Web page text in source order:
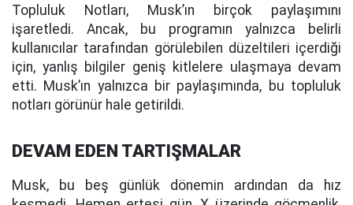
Topluluk Notları, Musk’ın birçok paylaşımını
işaretledi. Ancak, bu programın yalnızca belirli
kullanıcılar tarafından görülebilen düzeltileri içerdiği
için, yanlış bilgiler geniş kitlelere ulaşmaya devam
etti. Musk’ın yalnızca bir paylaşımında, bu topluluk
notları görünür hale getirildi.
DEVAM EDEN TARTIŞMALAR
Musk, bu beş günlük dönemin ardından da hız